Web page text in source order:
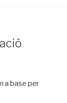
a base per